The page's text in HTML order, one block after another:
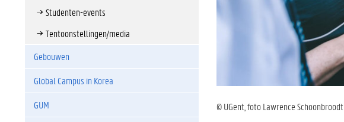
Studenten-events
Tentoonstellingen/media
Gebouwen
Global Campus in Korea
GUM
© UGent, foto Lawrence Schoonbroodt